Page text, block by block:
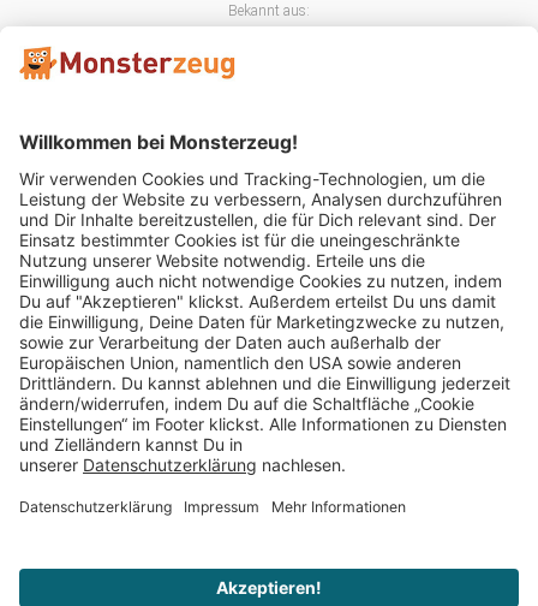
Bekannt aus:
Mitglied im:
Impressum AGB Widerrufsbelehrung
Vertrag widerrufen